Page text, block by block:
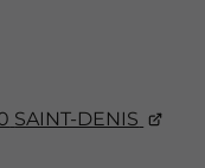
SAINT-DENIS